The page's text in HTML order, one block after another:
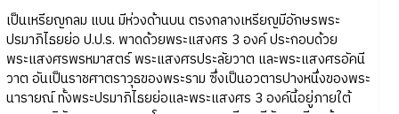
เป็นเหรียญกลม แบน มีห่วงด้านบน ตรงกลางเหรียญมีอักษรพระ
ปรมาภิไธยย่อ ป.ป.ร. พาดด้วยพระแสงศร 3 องค์ ประกอบด้วย
พระแสงศรพรหมาสตร์ พระแสงศรประลัยวาต และพระแสงศรอัคนี
วาต อันเป็นราชศาตราวุธของพระราม ซึ่งเป็นอวตารปางหนึ่งของพระ
นารายณ์ ทั้งพระปรมาภิไธยย่อและพระแสงศร 3 องค์นี้อยู่ภายใต้